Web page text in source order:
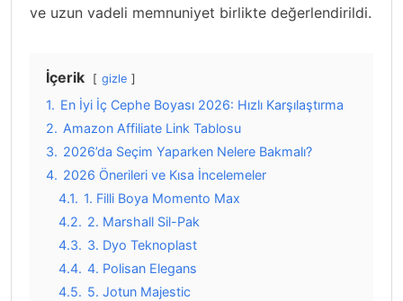
ve uzun vadeli memnuniyet birlikte değerlendirildi.
İçerik gizle
1. En İyi İç Cephe Boyası 2026: Hızlı Karşılaştırma
2. Amazon Affiliate Link Tablosu
3. 2026’da Seçim Yaparken Nelere Bakmalı?
4. 2026 Önerileri ve Kısa İncelemeler
4.1. 1. Filli Boya Momento Max
4.2. 2. Marshall Sil-Pak
4.3. 3. Dyo Teknoplast
4.4. 4. Polisan Elegans
4.5. 5. Jotun Majestic